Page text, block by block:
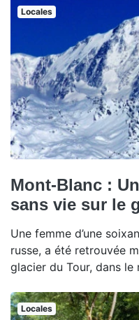
Locales
Mont-Blanc :
sans vie sur le
Une femme d’une
russe, a été retrouvée
glacier du Tour, dans
Locales